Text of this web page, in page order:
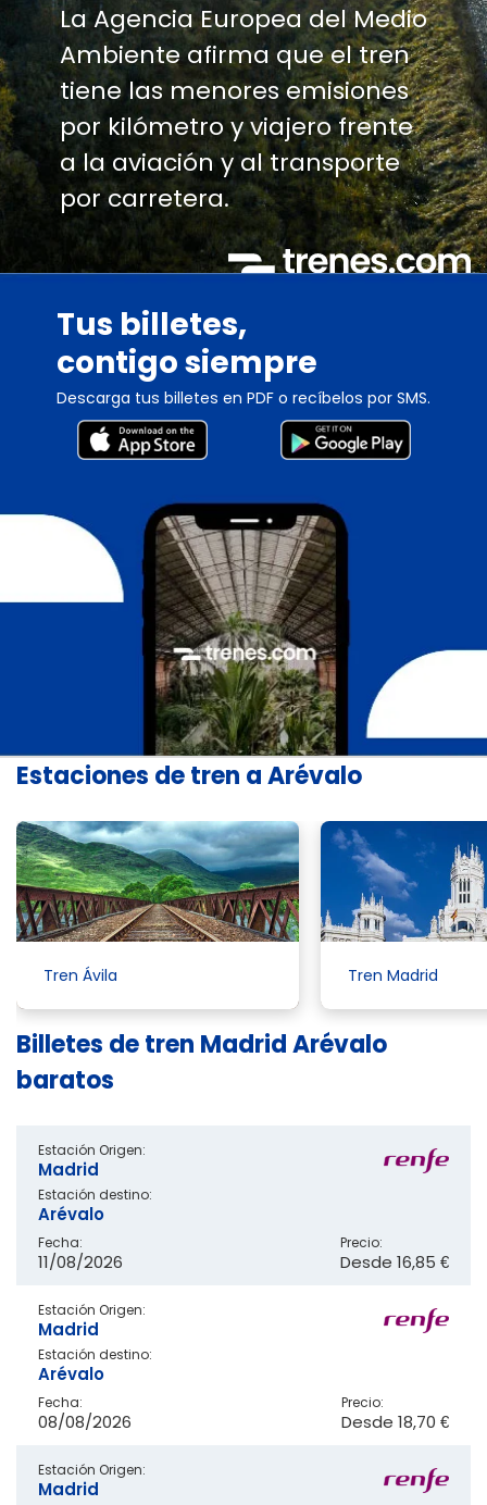
La Agencia Europea del Medio
Ambiente afirma que el tren
tiene las menores emisiones
por kilómetro y viajero frente
a la aviación y al transporte
por carretera.
Tus billetes,
contigo siempre
Descarga tus billetes en PDF o recíbelos por SMS.
Estaciones de tren a Arévalo
Tren Ávila Tren Madrid
Billetes de tren Madrid Arévalo
baratos
Estación Origen:
Madrid
Estación destino:
Arévalo
Fecha:
11/08/2026
Precio:
Desde 16,85 €
Estación Origen:
Madrid
Estación destino:
Arévalo
Fecha:
08/08/2026
Precio:
Desde 18,70 €
Estación Origen:
Madrid